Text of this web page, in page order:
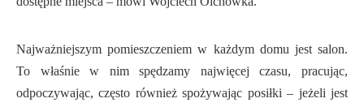
Najważniejszym pomieszczeniem w każdym domu jest salon.
To właśnie w nim spędzamy najwięcej czasu, pracując,
odpoczywając, często również spożywając posiłki – jeżeli jest